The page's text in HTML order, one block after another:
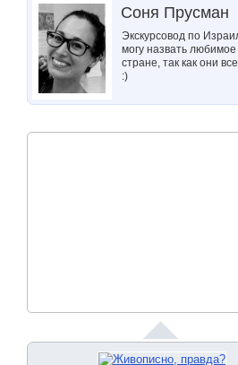
Соня Прусман
Экскурсовод по
могу назвать
стране, так как они
:)